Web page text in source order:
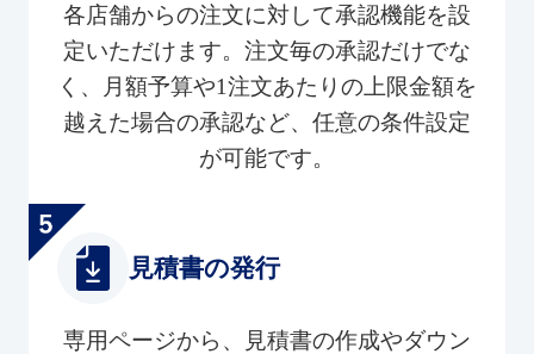
各店舗からの注文に対して承認機能を設
定いただけます。注文毎の承認だけでな
く、月額予算や1注文あたりの上限金額を
越えた場合の承認など、任意の条件設定
が可能です。
見積書の発行
専用ページから、見積書の作成やダウン